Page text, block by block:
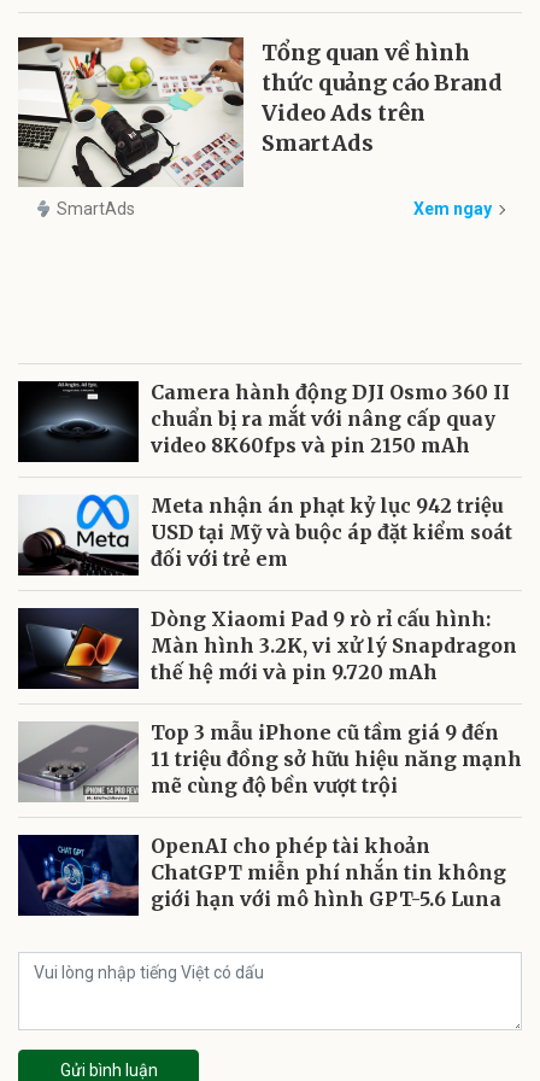
Tổng quan về hình
thức quảng cáo Brand
Video Ads trên
SmartAds
SmartAds Xem ngay
Camera hành động DJI Osmo 360 II
chuẩn bị ra mắt với nâng cấp quay
video 8K60fps và pin 2150 mAh
Meta nhận án phạt kỷ lục 942 triệu
USD tại Mỹ và buộc áp đặt kiểm soát
đối với trẻ em
Dòng Xiaomi Pad 9 rò rỉ cấu hình:
Màn hình 3.2K, vi xử lý Snapdragon
thế hệ mới và pin 9.720 mAh
Top 3 mẫu iPhone cũ tầm giá 9 đến
11 triệu đồng sở hữu hiệu năng mạnh
mẽ cùng độ bền vượt trội
OpenAI cho phép tài khoản
ChatGPT miễn phí nhắn tin không
giới hạn với mô hình GPT-5.6 Luna
Gửi bình luận